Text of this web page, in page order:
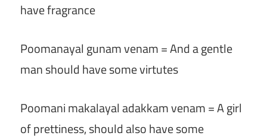
have fragrance
Poomanayal gunam venam = And a gentle
man should have some virtutes
Poomani makalayal adakkam venam = A girl
of prettiness, should also have some